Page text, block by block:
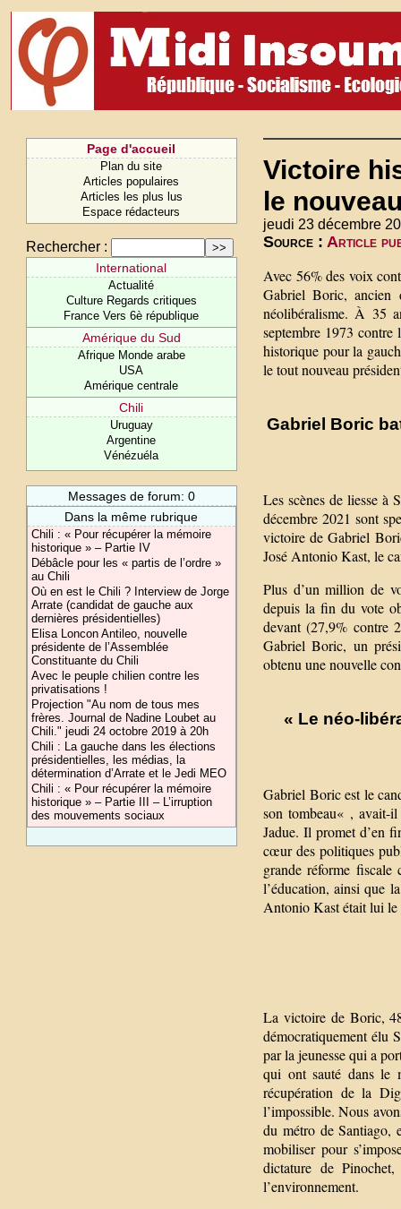
Page d'accueil
Plan du site
Articles populaires
Articles les plus lus
Espace rédacteurs
Rechercher :
International
Actualité
Culture Regards critiques
France Vers 6è république
Amérique du Sud
Afrique Monde arabe
USA
Amérique centrale
Chili
Uruguay
Argentine
Vénézuéla
Messages de forum: 0
Dans la même rubrique
Chili : « Pour récupérer la mémoire
historique » – Partie IV
Débâcle pour les « partis de l’ordre »
au Chili
Où en est le Chili ? Interview de Jorge
Arrate (candidat de gauche aux
dernières présidentielles)
Elisa Loncon Antileo, nouvelle
présidente de l’Assemblée
Constituante du Chili
Avec le peuple chilien contre les
privatisations !
Projection "Au nom de tous mes
frères. Journal de Nadine Loubet au
Chili." jeudi 24 octobre 2019 à 20h
Chili : La gauche dans les élections
présidentielles, les médias, la
détermination d’Arrate et le Jedi MEO
Chili : « Pour récupérer la mémoire
historique » – Partie III – L’irruption
des mouvements sociaux
Victoire
le
jeudi 23 décembre
Source : Article
Avec 56% des voix
Gabriel Boric, ancien
néolibéralisme. À 35
septembre 1973 contre
historique pour la
le tout nouveau
Gabriel Boric
Les scènes de liesse à
décembre 2021 sont
victoire de Gabriel
José Antonio Kast, le
Plus d’un million de
depuis la fin du vote
devant (27,9% contre
Gabriel Boric, un
obtenu une nouvelle
« Le néo-
Gabriel Boric est le
son tombeau« , avait-
Jadue. Il promet d’en
cœur des politiques
grande réforme fiscale
l’éducation, ainsi que
Antonio Kast était lui le
La victoire de Boric,
démocratiquement élu
par la jeunesse qui a
qui ont sauté dans le
récupération de la
l’impossible. Nous
du métro de Santiago,
mobiliser pour
dictature de
l’environnement.